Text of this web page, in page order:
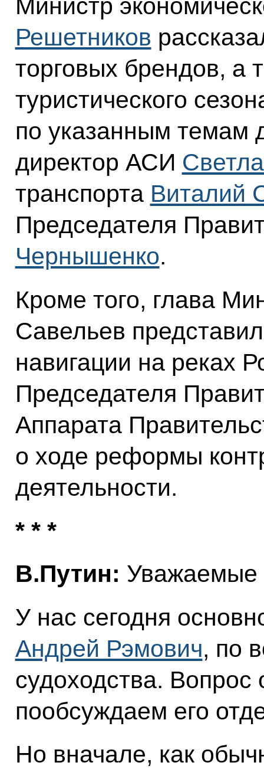
Министр
Решетников
торговых брендов, а
туристического
по указанным темам
директор АСИ
транспорта Виталий
Председателя
Чернышенко.
Кроме того, глава
Савельев
навигации на реках
Председателя
Аппарата
о ходе реформы
деятельности.
* * *
В.Путин: Уважаемые
У нас сегодня
Андрей Рэмович, по
судоходства.
пообсуждаем его
Но вначале, как